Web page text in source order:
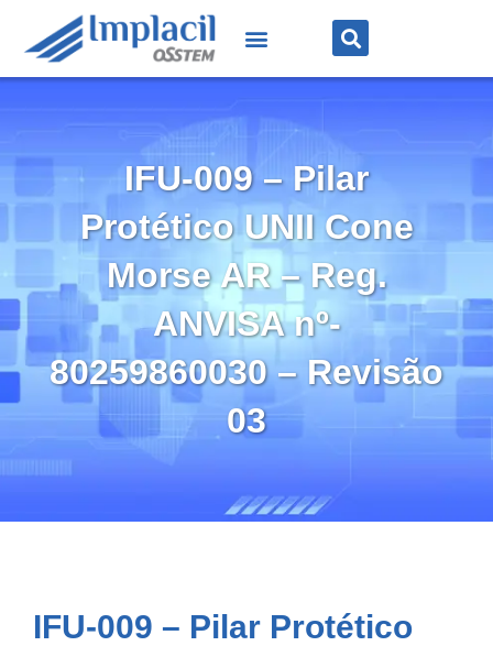
IFU-009 – Pilar
Protético UNII Cone
Morse AR – Reg.
ANVISA nº-
80259860030 – Revisão
03
IFU-009 – Pilar Protético